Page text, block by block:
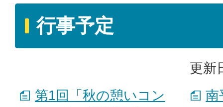
行事予定
更新
第1回「秋の憩いコン
南